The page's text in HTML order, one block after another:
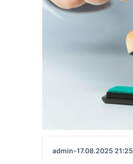
admin•17.08.2025 21:25